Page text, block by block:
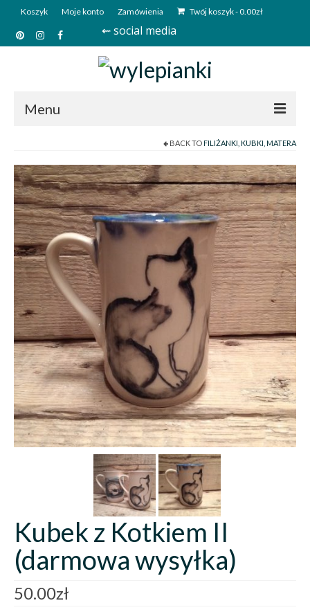
Koszyk Moje konto Zamówienia Twój koszyk-0.00zł
⇜ social media
Menu
Sklep
Kim jesteśmy?
Kontakt
Deutsch
BACK TOFILIŻANKI, KUBKI, MATERA
Kubek z Kotkiem II
(darmowa wysyłka)
50.00zł